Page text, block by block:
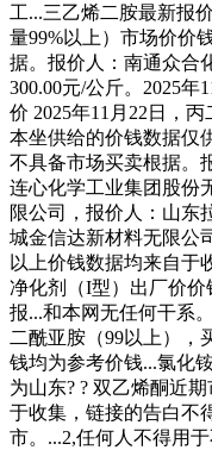
工...三乙烯二胺最新报
量99%以上）市场价价
据。报价人：南通众合
300.00元/公斤。2025
价 2025年11月22日，
本坐供给的价钱数据仅
不具备市场买卖根据。
连心化学工业集团股份
限公司，报价人：山东
城金信达新材料无限公
以上价钱数据均来自于
净化剂（I型）出厂价价
报...和本网无任何干系
二酰亚胺（99以上），
钱均为参考价钱...氯化
为山东? ? 双乙烯酮近
于收集，链接的告白不
市。...2,任何人不得用